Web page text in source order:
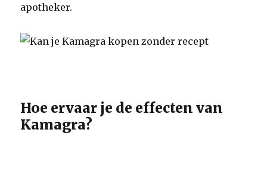
apotheker.
Hoe ervaar je de effecten van
Kamagra?